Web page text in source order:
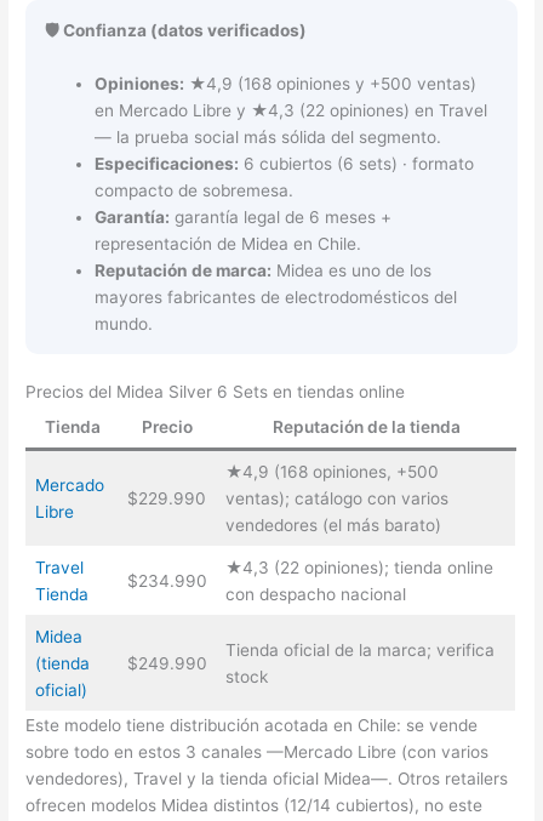
🛡️ Confianza (datos verificados)
Opiniones: ★4,9 (168 opiniones y +500 ventas)
en Mercado Libre y ★4,3 (22 opiniones) en Travel
— la prueba social más sólida del segmento.
Especificaciones: 6 cubiertos (6 sets) · formato
compacto de sobremesa.
Garantía: garantía legal de 6 meses +
representación de Midea en Chile.
Reputación de marca: Midea es uno de los
mayores fabricantes de electrodomésticos del
mundo.
Precios del Midea Silver 6 Sets en tiendas online
Tienda
Precio Reputación de la tienda
Mercado
Libre
$229.990
★4,9 (168 opiniones, +500
ventas); catálogo con varios
vendedores (el más barato)
Travel
Tienda
$234.990
★4,3 (22 opiniones); tienda online
con despacho nacional
Midea
(tienda
oficial)
$249.990
Tienda oficial de la marca; verifica
stock
Este modelo tiene distribución acotada en Chile: se vende
sobre todo en estos 3 canales —Mercado Libre (con varios
vendedores), Travel y la tienda oficial Midea—. Otros retailers
ofrecen modelos Midea distintos (12/14 cubiertos), no este